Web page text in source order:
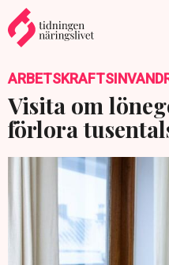
Visita om
förlora